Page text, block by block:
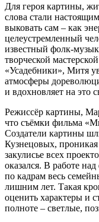
Для героя картины,
слова стали
выковать сам – как
целеустремленный
известный фолк-
творческой
«Усадебники», Митя
атмосферы
и вдохновляет на это
Режиссёр картины,
что съёмки фильма
Создатели картины
Кузнецовых,
закулисье всех
оказался. В работе
по кадрам весь
лишним лет. Такая
оценить характеры и
полноте – светлые,